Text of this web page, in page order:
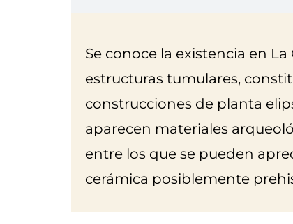
Se conoce la existencia en La
estructuras tumulares,
construcciones de planta
aparecen materiales
entre los que se pueden
cerámica posiblemente